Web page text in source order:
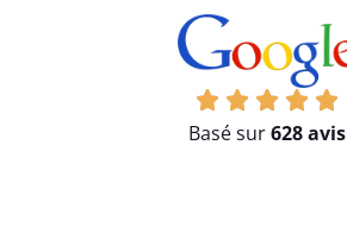
Basé sur628 avis